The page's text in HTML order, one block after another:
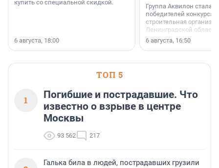
купить со специальной скидкой.
6 августа, 18:00
Группа Аквилон стала
победителей конкурса
строительная
Ленинградской области
номинации «Самый
застройщик
области».
6 августа, 16:50
ТОП 5
1
Погибшие и пострадавшие. Что
известно о взрыве в центре
Москвы
93 562 217
Галька била в людей, пострадавших грузили